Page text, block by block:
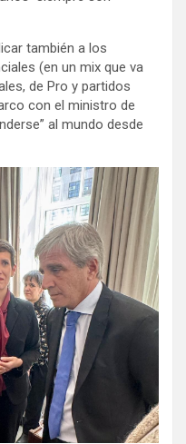
también a los
(en un mix que va
de Pro y partidos
con el ministro de
al mundo desde